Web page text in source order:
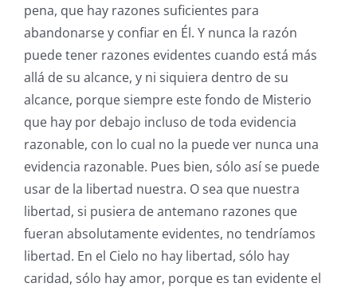
pena, que hay razones suficientes para
abandonarse y confiar en Él. Y nunca la razón
puede tener razones evidentes cuando está más
allá de su alcance, y ni siquiera dentro de su
alcance, porque siempre este fondo de Misterio
que hay por debajo incluso de toda evidencia
razonable, con lo cual no la puede ver nunca una
evidencia razonable. Pues bien, sólo así se puede
usar de la libertad nuestra. O sea que nuestra
libertad, si pusiera de antemano razones que
fueran absolutamente evidentes, no tendríamos
libertad. En el Cielo no hay libertad, sólo hay
caridad, sólo hay amor, porque es tan evidente el